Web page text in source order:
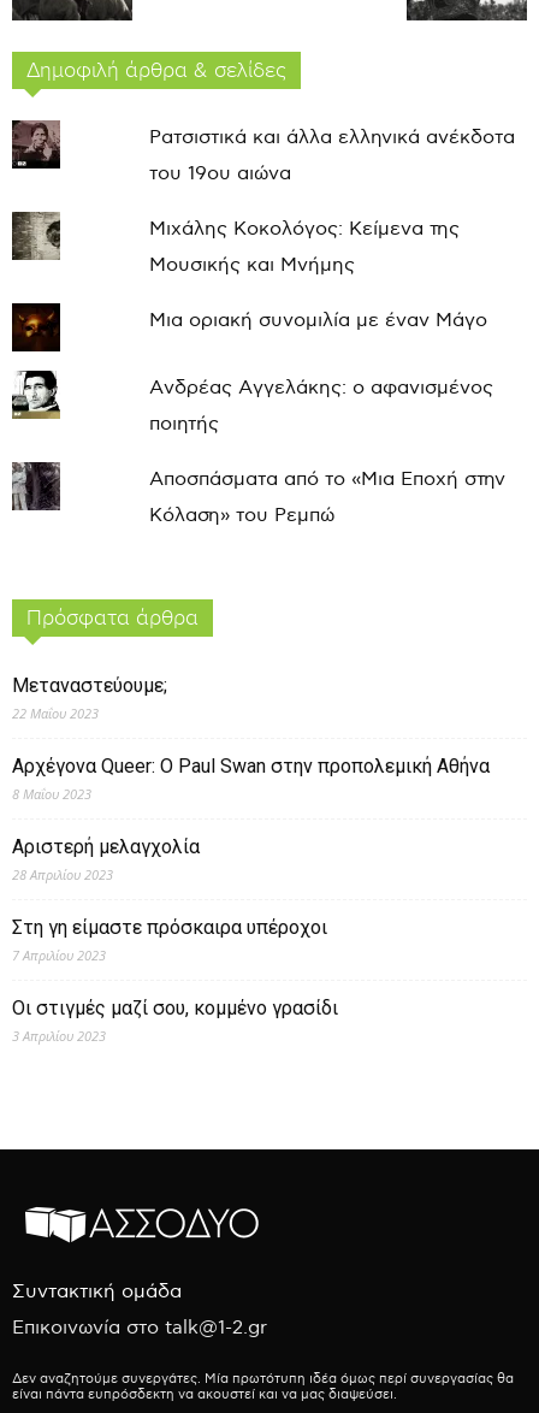
Δημοφιλή άρθρα & σελίδες
Ρατσιστικά και άλλα ελληνικά ανέκδοτα
του 19ου αιώνα
Μιχάλης Κοκολόγος: Κείμενα της
Μουσικής και Μνήμης
Μια οριακή συνομιλία με έναν Μάγο
Ανδρέας Αγγελάκης: ο αφανισμένος
ποιητής
Αποσπάσματα από το «Μια Εποχή στην
Κόλαση» του Ρεμπώ
Πρόσφατα άρθρα
Μεταναστεύουμε;
22 Μαΐου 2023
Αρχέγονα Queer: O Paul Swan στην προπολεμική Αθήνα
8 Μαΐου 2023
Αριστερή μελαγχολία
28 Απριλίου 2023
Στη γη είμαστε πρόσκαιρα υπέροχοι
7 Απριλίου 2023
Οι στιγμές μαζί σου, κομμένο γρασίδι
3 Απριλίου 2023
Συντακτική ομάδα
Επικοινωνία στο talk@1-2.gr
Δεν αναζητούμε συνεργάτες. Μία πρωτότυπη ιδέα όμως περί συνεργασίας θα
είναι πάντα ευπρόσδεκτη να ακουστεί και να μας διαψεύσει.